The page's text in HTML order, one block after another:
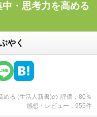
・思考力を高める
やく
める (生活人新書)の 評価 80 ％
感想・レビュー
955件